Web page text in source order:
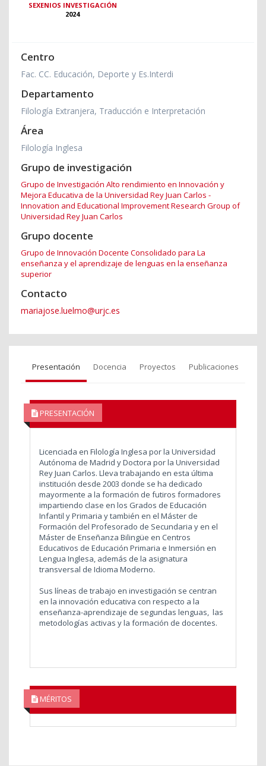
SEXENIOS INVESTIGACIÓN
2024
Centro
Fac. CC. Educación, Deporte y Es.Interdi
Departamento
Filología Extranjera, Traducción e Interpretación
Área
Filología Inglesa
Grupo de investigación
Grupo de Investigación Alto rendimiento en Innovación y
Mejora Educativa de la Universidad Rey Juan Carlos -
Innovation and Educational Improvement Research Group of
Universidad Rey Juan Carlos
Grupo docente
Grupo de Innovación Docente Consolidado para La
enseñanza y el aprendizaje de lenguas en la enseñanza
superior
Contacto
mariajose.luelmo@urjc.es
Presentación Docencia Proyectos Publicaciones
PRESENTACIÓN
Licenciada en Filología Inglesa por la Universidad
Autónoma de Madrid y Doctora por la Universidad
Rey Juan Carlos. Lleva trabajando en esta última
institución desde 2003 donde se ha dedicado
mayormente a la formación de futiros formadores
impartiendo clase en los Grados de Educación
Infantil y Primaria y también en el Máster de
Formación del Profesorado de Secundaria y en el
Máster de Enseñanza Bilingüe en Centros
Educativos de Educación Primaria e Inmersión en
Lengua Inglesa, además de la asignatura
transversal de Idioma Moderno.
Sus líneas de trabajo en investigación se centran
en la innovación educativa con respecto a la
enseñanza-aprendizaje de segundas lenguas, las
metodologías activas y la formación de docentes.
MÉRITOS